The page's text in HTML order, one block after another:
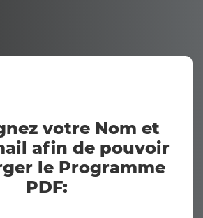
votre Nom et
afin de pouvoir
le Programme
PDF: